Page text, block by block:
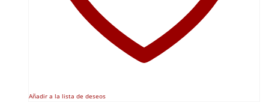
Añadir a la lista de deseos